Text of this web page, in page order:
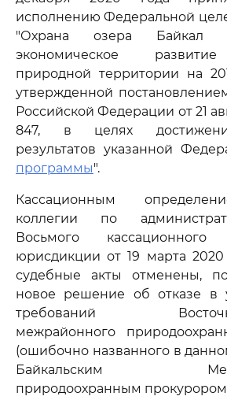
исполнению Федеральной
"Охрана озера Байкал
экономическое
природной территории на
утвержденной
Российской Федерации от 21
847, в целях
результатов указанной
программы".
Кассационным
коллегии по
Восьмого
юрисдикции от 19 марта 2020
судебные акты отменены,
новое решение об отказе в
требований Восточно-
межрайонного
(ошибочно названного в
Байкальским
природоохранным